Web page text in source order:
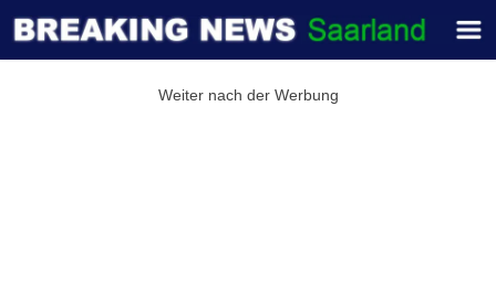
Weiter nach der Werbung